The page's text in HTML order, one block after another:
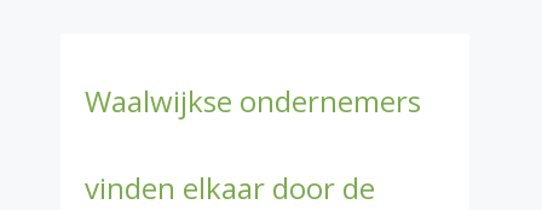
Waalwijkse ondernemers
vinden elkaar door de